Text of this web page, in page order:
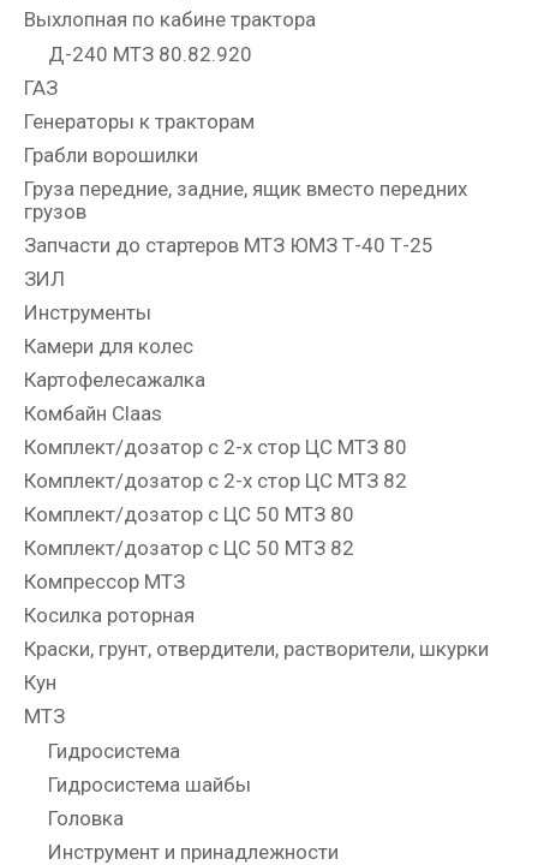
Выхлопная по кабине трактора
Д-240 МТЗ 80.82.920
ГАЗ
Генераторы к тракторам
Грабли ворошилки
Груза передние, задние, ящик вместо передних
грузов
Запчасти до стартеров МТЗ ЮМЗ Т-40 Т-25
ЗИЛ
Инструменты
Камери для колес
Картофелесажалка
Комбайн Claas
Комплект/дозатор с 2-х стор ЦС МТЗ 80
Комплект/дозатор с 2-х стор ЦС МТЗ 82
Комплект/дозатор с ЦС 50 МТЗ 80
Комплект/дозатор с ЦС 50 МТЗ 82
Компрессор МТЗ
Косилка роторная
Краски, грунт, отвердители, растворители, шкурки
Кун
МТЗ
Гидросистема
Гидросистема шайбы
Головка
Инструмент и принадлежности